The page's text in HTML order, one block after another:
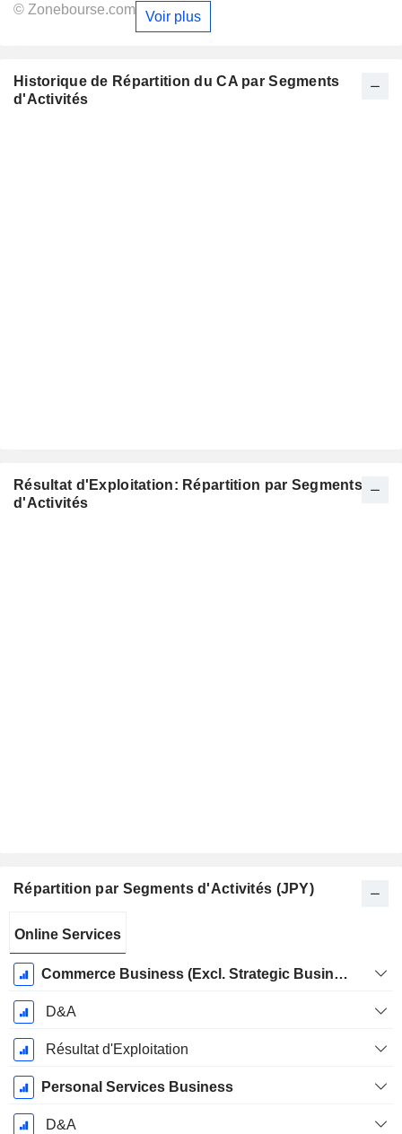
© Zonebourse.com Voir plus
Historique de Répartition du CA par Segments
d'Activités
Résultat d'Exploitation: Répartition par Segments
d'Activités
Répartition par Segments d'Activités (JPY)
Fiscale:
Mars
Online Services
Commerce Business (Excl. Strategic Business)
D&A
Résultat d'Exploitation
Personal Services Business
D&A